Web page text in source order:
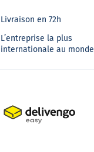
Livraison en 72h
L’entreprise la plus
internationale au monde